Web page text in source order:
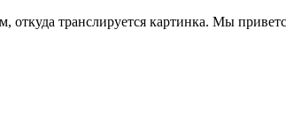
откуда транслируется картинка. Мы